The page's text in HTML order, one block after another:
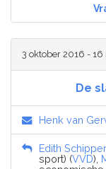
3 oktober 2016 -
De
Henk van
Edith
sport) (VVD),